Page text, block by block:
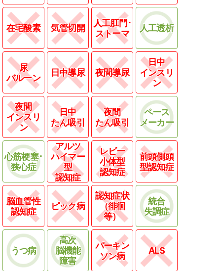
在宅酸素 気管切開
人工肛門･
ストーマ
人工透析
尿
バルーン
日中導尿 夜間導尿
日中
インスリ
ン
夜間
インスリ
ン
日中
たん吸引
夜間
たん吸引
ペース
メーカー
心筋梗塞･
狭心症
アルツ
ハイマー
型
認知症
レビー
小体型
認知症
前頭側頭
型認知症
脳血管性
認知症
ピック病
認知症状
（徘徊
等）
統合
失調症
うつ病
高次
脳機能
障害
パーキン
ソン病
ALS